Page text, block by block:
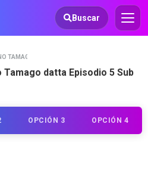
Buscar
TAMAGO DATTA
datta Episodio 5 Sub
OPCIÓN 3 OPCIÓN 4